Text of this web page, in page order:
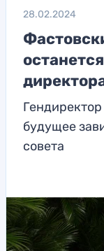
28.02.2024
будущее
совета